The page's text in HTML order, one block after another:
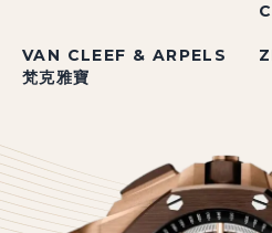
VAN CLEEF & ARPELS
梵克雅寶